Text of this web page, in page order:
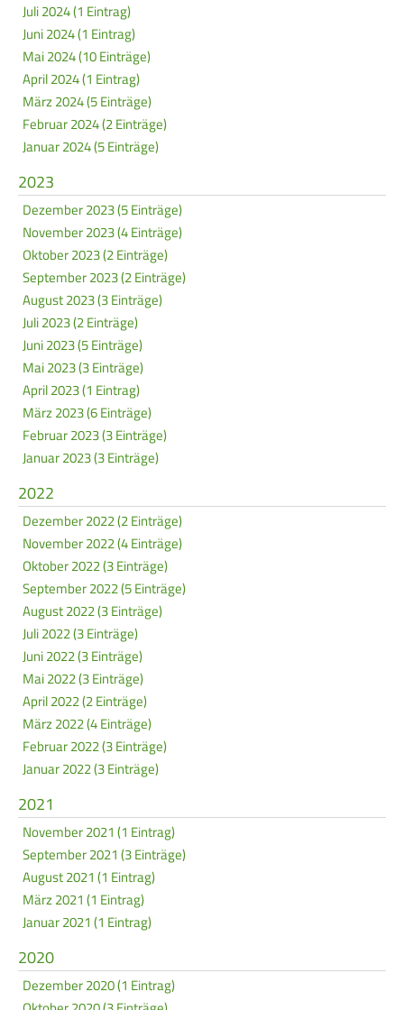
Juli 2024 (1 Eintrag)
Juni 2024 (1 Eintrag)
Mai 2024 (10 Einträge)
April 2024 (1 Eintrag)
März 2024 (5 Einträge)
Februar 2024 (2 Einträge)
Januar 2024 (5 Einträge)
2023
Dezember 2023 (5 Einträge)
November 2023 (4 Einträge)
Oktober 2023 (2 Einträge)
September 2023 (2 Einträge)
August 2023 (3 Einträge)
Juli 2023 (2 Einträge)
Juni 2023 (5 Einträge)
Mai 2023 (3 Einträge)
April 2023 (1 Eintrag)
März 2023 (6 Einträge)
Februar 2023 (3 Einträge)
Januar 2023 (3 Einträge)
2022
Dezember 2022 (2 Einträge)
November 2022 (4 Einträge)
Oktober 2022 (3 Einträge)
September 2022 (5 Einträge)
August 2022 (3 Einträge)
Juli 2022 (3 Einträge)
Juni 2022 (3 Einträge)
Mai 2022 (3 Einträge)
April 2022 (2 Einträge)
März 2022 (4 Einträge)
Februar 2022 (3 Einträge)
Januar 2022 (3 Einträge)
2021
November 2021 (1 Eintrag)
September 2021 (3 Einträge)
August 2021 (1 Eintrag)
März 2021 (1 Eintrag)
Januar 2021 (1 Eintrag)
2020
Dezember 2020 (1 Eintrag)